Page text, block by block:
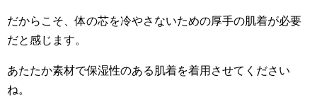
だからこそ、体の芯を冷やさないための厚手の肌着が必要
だと感じます。
あたたか素材で保湿性のある肌着を着用させてください
ね。